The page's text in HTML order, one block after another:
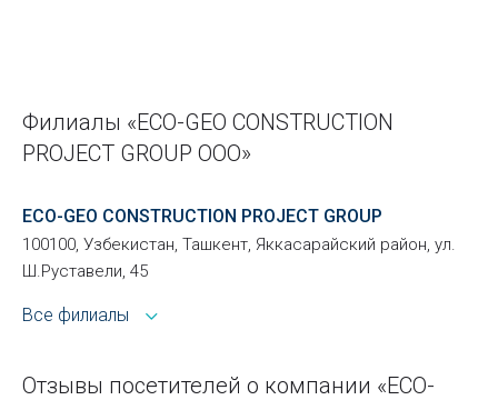
Филиалы «ECO-GEO CONSTRUCTION
PROJECT GROUP ООО»
ECO-GEO CONSTRUCTION PROJECT GROUP
100100, Узбекистан, Ташкент, Яккасарайский район, ул.
Ш.Руставели, 45
Все филиалы
Отзывы посетителей о компании «ECO-